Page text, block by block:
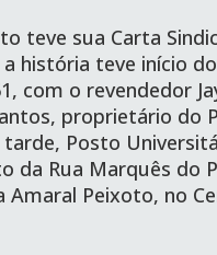
teve sua Carta
história teve início
com o revendedor
proprietário do
tarde, Posto
da Rua Marquês do
Amaral Peixoto, no